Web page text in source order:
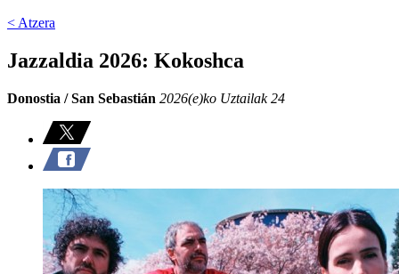
< Atzera
Jazzaldia 2026: Kokoshca
Donostia / San Sebastián 2026(e)ko Uztailak 24